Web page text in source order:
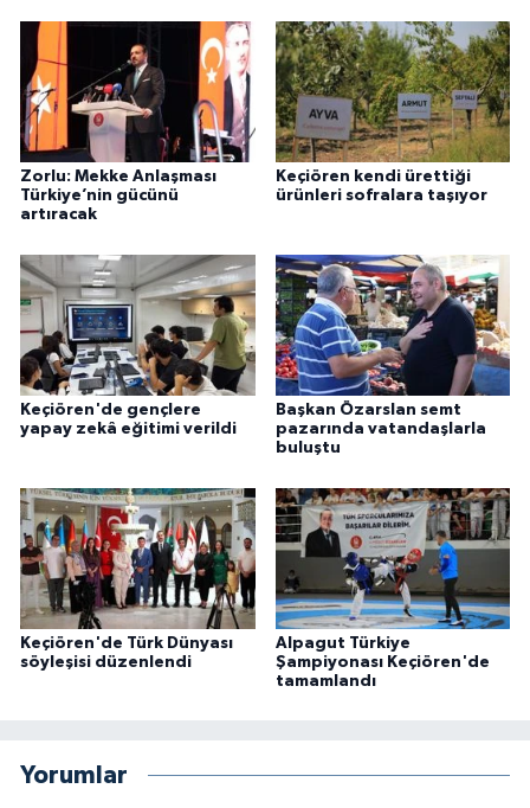
Zorlu: Mekke Anlaşması
Türkiye’nin gücünü
artıracak
Keçiören kendi ürettiği
ürünleri sofralara taşıyor
Keçiören'de gençlere
yapay zekâ eğitimi verildi
Başkan Özarslan semt
pazarında vatandaşlarla
buluştu
Keçiören'de Türk Dünyası
söyleşisi düzenlendi
Alpagut Türkiye
Şampiyonası Keçiören'de
tamamlandı
Yorumlar